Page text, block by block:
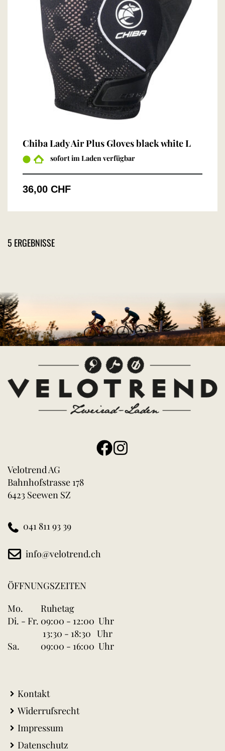
Chiba Lady Air Plus Gloves black white L
sofort im Laden verfügbar
36,00 CHF
5 ERGEBNISSE
Velotrend AG
Bahnhofstrasse 178
6423 Seewen SZ
041 811 93 39
info@velotrend.ch
ÖFFNUNGSZEITEN
Mo.
Ruhetag
Di. - Fr. 09:00 - 12:00 Uhr
13:30 - 18:30 Uhr
Sa.
09:00 - 16:00 Uhr
Kontakt
Widerrufsrecht
Impressum
Datenschutz